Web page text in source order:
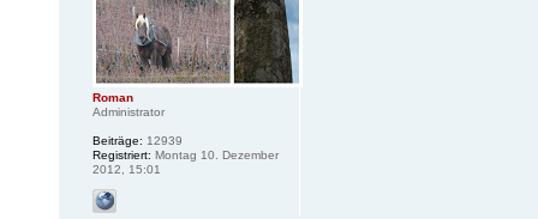
Roman
Administrator
Beiträge: 12939
Registriert: Montag 10. Dezember
2012, 15:01